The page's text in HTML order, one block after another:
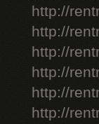
http://
http://
http://
http://
http://
http://